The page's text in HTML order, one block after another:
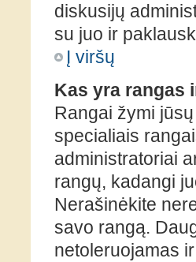
diskusijų
su juo ir
Į viršų
Kas yra rangas
Rangai žymi
specialiais
administratoriai
rangų, kadangi
Nerašinėkite
savo rangą.
netoleruojamas